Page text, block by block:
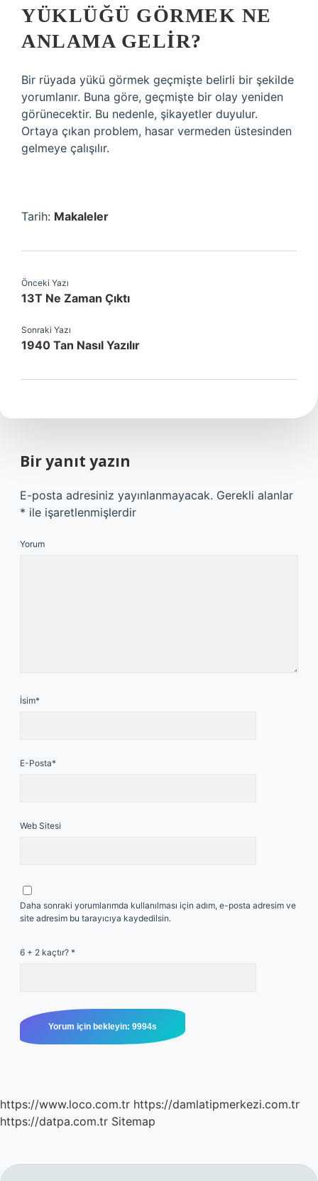
YÜKLÜĞÜ GÖRMEK NE
ANLAMA GELIR?
Bir rüyada yükü görmek geçmişte belirli bir şekilde
yorumlanır. Buna göre, geçmişte bir olay yeniden
görünecektir. Bu nedenle, şikayetler duyulur.
Ortaya çıkan problem, hasar vermeden üstesinden
gelmeye çalışılır.
Tarih: Makaleler
Önceki Yazı
13T Ne Zaman Çıktı
Sonraki Yazı
1940 Tan Nasıl Yazılır
Bir yanıt yazın
E-posta adresiniz yayınlanmayacak. Gerekli alanlar
* ile işaretlenmişlerdir
Yorum
İsim*
E-Posta*
Web Sitesi
Daha sonraki yorumlarımda kullanılması için adım, e-posta adresim ve
site adresim bu tarayıcıya kaydedilsin.
6 + 2 kaçtır? *
https://www.loco.com.tr https://damlatipmerkezi.com.tr
https://datpa.com.tr Sitemap